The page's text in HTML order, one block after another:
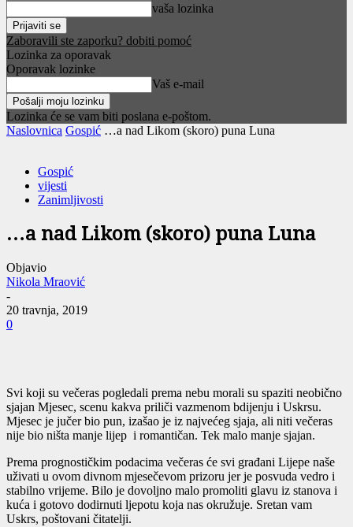
vaša lozinka
Zaboravili ste zaporku? dobiti pomoć
Lozinka za oporavak
Oporavak lozinke
Vaš e-mail
Lozinka će se vam biti poslana e-poštom.
Naslovnica Gospić …a nad Likom (skoro) puna Luna
Gospić
vijesti
Zanimljivosti
…a nad Likom (skoro) puna Luna
Objavio
Nikola Mraović
-
20 travnja, 2019
0
Svi koji su večeras pogledali prema nebu morali su spaziti neobično
sjajan Mjesec, scenu kakva priliči vazmenom bdijenju i Uskrsu.
Mjesec je jučer bio pun, izašao je iz najvećeg sjaja, ali niti večeras
nije bio ništa manje lijep i romantičan. Tek malo manje sjajan.
Prema prognostičkim podacima večeras će svi građani Lijepe naše
uživati u ovom divnom mjesečevom prizoru jer je posvuda vedro i
stabilno vrijeme. Bilo je dovoljno malo promoliti glavu iz stanova i
kuća i gotovo dodirnuti ljepotu koja nas okružuje. Sretan vam
Uskrs, poštovani čitatelji.